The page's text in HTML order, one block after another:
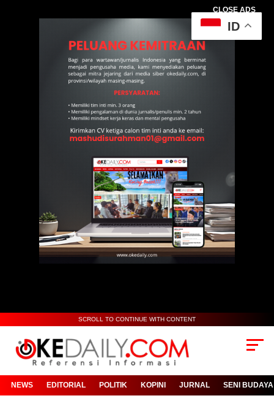
CLOSE ADS
SCROLL TO CONTINUE WITH CONTENT
NEWS EDITORIAL POLITIK KOPINI JURNAL SENI BUDAYA
ID